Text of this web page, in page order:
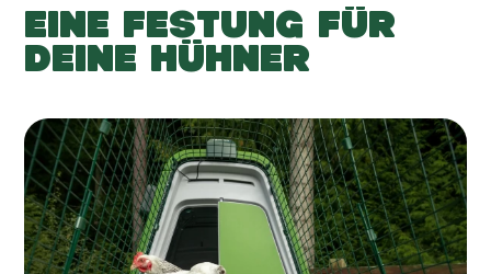
EINE FESTUNG FÜR
DEINE HÜHNER